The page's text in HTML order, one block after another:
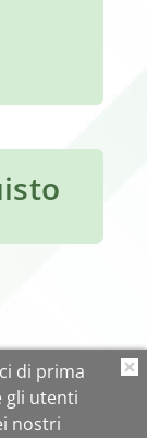
di prima
gli utenti
nostri